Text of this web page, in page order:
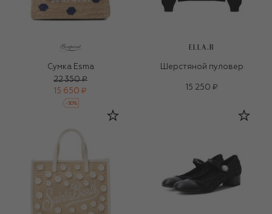
Сумка Esma
22 350 ₽
15 650 ₽
-30%
ELLA.B
Шерстяной пуловер
15 250 ₽